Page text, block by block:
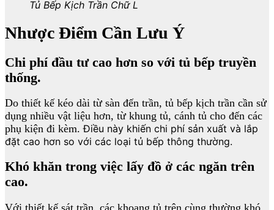
Tủ Bếp Kịch Trần Chữ L
Nhược Điểm Cần Lưu Ý
Chi phí đầu tư cao hơn so với tủ bếp truyền
thống.
Do thiết kế kéo dài từ sàn đến trần, tủ bếp kịch trần cần sử
dụng nhiều vật liệu hơn, từ khung tủ, cánh tủ cho đến các
phụ kiện đi kèm. Điều này khiến chi phí sản xuất và lắp
đặt cao hơn so với các loại tủ bếp thông thường.
Khó khăn trong việc lấy đồ ở các ngăn trên
cao.
Với thiết kế sát trần, các khoang tủ trên cùng thường khó